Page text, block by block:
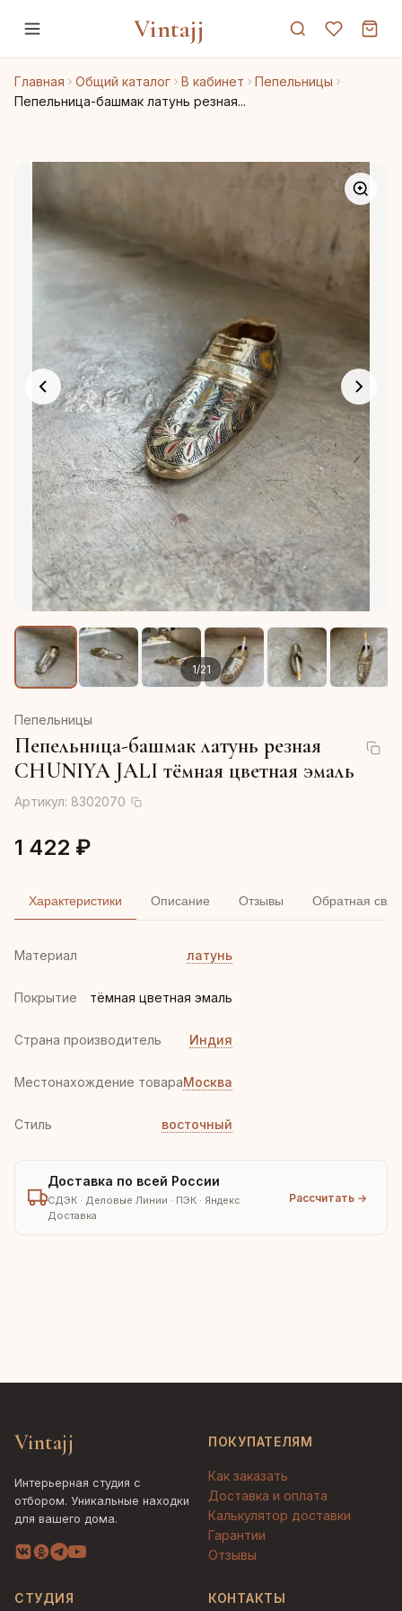
Vintajj
Главная Общий каталог В кабинет
Пепельницы
Пепельница-башмак латунь резная...
1/21
Пепельницы
Пепельница-башмак латунь резная
CHUNIYA JALI тёмная цветная эмаль
Артикул: 8302070
1 422 ₽
Характеристики Описание Отзывы Обратная
Материал латунь
Покрытие тёмная цветная эмаль
Страна производитель Индия
Местонахождение товараМосква
Стиль восточный
Доставка по всей России
СДЭК · Деловые Линии · ПЭК · Яндекс
Доставка
Рассчитать →
Vintajj
Интерьерная студия с
отбором. Уникальные находки
для вашего дома.
ПОКУПАТЕЛЯМ
Как заказать
Доставка и оплата
Калькулятор доставки
Гарантии
Отзывы
СТУДИЯ КОНТАКТЫ